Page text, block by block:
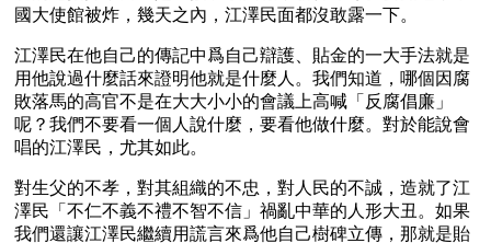
國大使館被炸，幾天之內，江澤民面都沒敢露一下。
江澤民在他自己的傳記中爲自己辯護、貼金的一大手法就是
用他說過什麼話來證明他就是什麼人。我們知道，哪個因腐
敗落馬的高官不是在大大小小的會議上高喊「反腐倡廉」
呢？我們不要看一個人說什麼，要看他做什麼。對於能說會
唱的江澤民，尤其如此。
對生父的不孝，對其組織的不忠，對人民的不誠，造就了江
澤民「不仁不義不禮不智不信」禍亂中華的人形大丑。如果
我們還讓江澤民繼續用謊言來爲他自己樹碑立傳，那就是貽